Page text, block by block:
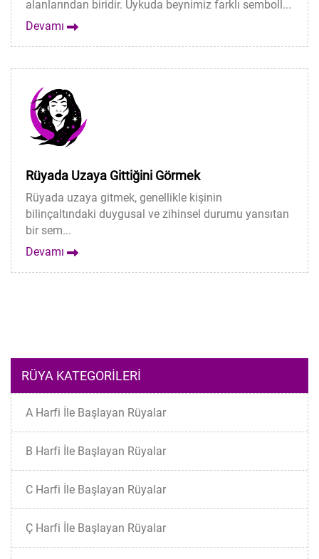
alanlarından biridir. Uykuda beynimiz farklı semboll...
Devamı
Rüyada Uzaya Gittiğini Görmek
Rüyada uzaya gitmek, genellikle kişinin
bilinçaltındaki duygusal ve zihinsel durumu yansıtan
bir sem...
Devamı
RÜYA KATEGORILERI
A Harfi İle Başlayan Rüyalar
B Harfi İle Başlayan Rüyalar
C Harfi İle Başlayan Rüyalar
Ç Harfi İle Başlayan Rüyalar